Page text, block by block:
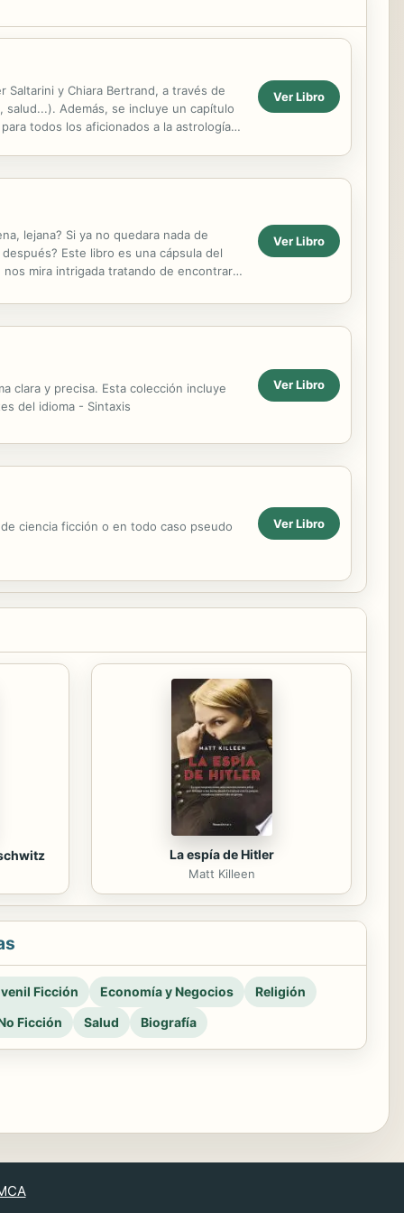
Saltarini y Chiara Bertrand, a través de
Además, se incluye un capítulo
todos los aficionados a la astrología,
Ver Libro
lejana? Si ya no quedara nada de
Este libro es una cápsula del
mira intrigada tratando de encontrar
Ver Libro
clara y precisa. Esta colección incluye
del idioma - Sintaxis
Ver Libro
ciencia ficción o en todo caso pseudo Ver Libro
La espía de Hitler
Matt Killeen
Ficción Economía y Negocios
Religión
Ficción
Salud Biografía